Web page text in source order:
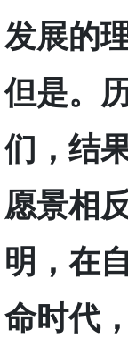
发展的理
但是。
们，结
愿景相
明，在
命时代